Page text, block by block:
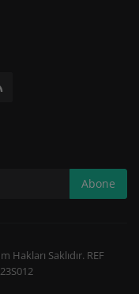
Abone
Saklıdır. REF